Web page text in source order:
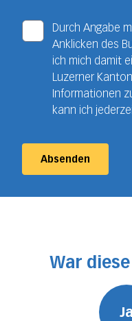
Durch Angabe
Anklicken des
ich mich damit
Luzerner
Informationen
kann ich
Absenden
War
Ja